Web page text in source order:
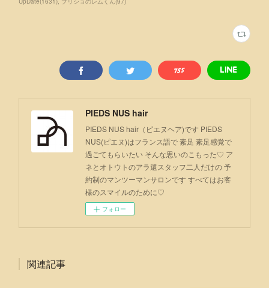
PIEDS NUS hair
PIEDS NUS hair（ピエヌヘア)です PIEDS
NUS(ピエヌ)はフランス語で 素足 素足感覚で
過ごてもらいたい そんな思いのこもった♡ ア
ネとオトウトのアラ還スタッフ二人だけの 予
約制のマンツーマンサロンです すべてはお客
様のスマイルのために♡
フォロー
関連記事